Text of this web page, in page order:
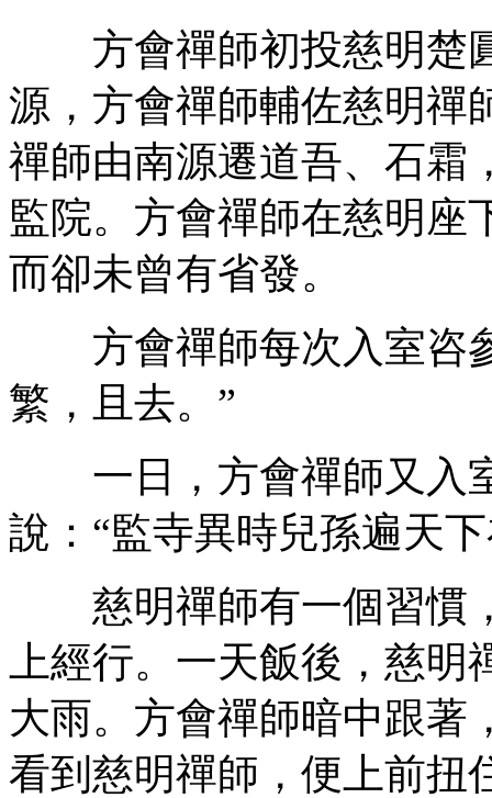
方會禪師初投慈明楚
源，方會禪師輔佐慈明禪
禪師由南源遷道吾、石霜
監院。方會禪師在慈明座
而卻未曾有省發。
方會禪師每次入室咨
繁，且去。”
一日，方會禪師又入
說：“監寺異時兒孫遍天
慈明禪師有一個習慣
上經行。一天飯後，慈
大雨。方會禪師暗中跟著
看到慈明禪師，便上前扭